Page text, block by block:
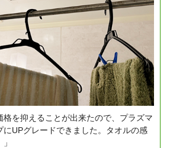
格を抑えることが出来たので、プラズマ
にUPグレードできました。タオルの感